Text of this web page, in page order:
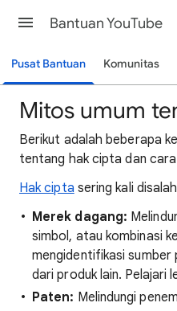
Bantuan YouTube
Pusat Bantuan Komunitas
Mitos umum
Berikut adalah beberapa
tentang hak cipta dan cara
Hak cipta sering kali
Merek dagang:
simbol, atau kombinasi
mengidentifikasi sumber
dari produk lain. Pelajari
Paten: Melindungi